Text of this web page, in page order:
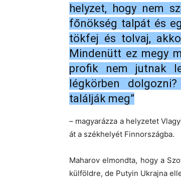
helyzet, hogy nem
főnökség talpát és
tökfej és tolvaj,
Mindenütt ez megy
profik nem jutnak
légkörben
találják meg”
– magyarázza a helyzetet
át a székhelyét Finnországba.
Maharov elmondta, hogy a
külföldre, de Putyin Ukrajna